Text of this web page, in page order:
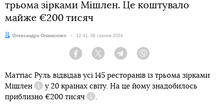
трьома зірками Мішлен. Це коштувало
майже €200 тисяч
Автор:
Олександра Опанасенко Дата:
12:41, 08 серпня 2024
Facebook Twitter Telegram
Маттіас Руль відвідав усі 145 ресторанів із трьома зірками
Мішлен
Довідка
у 20 країнах світу. На це йому знадобилось
приблизно €200 тисяч
Довідка
.